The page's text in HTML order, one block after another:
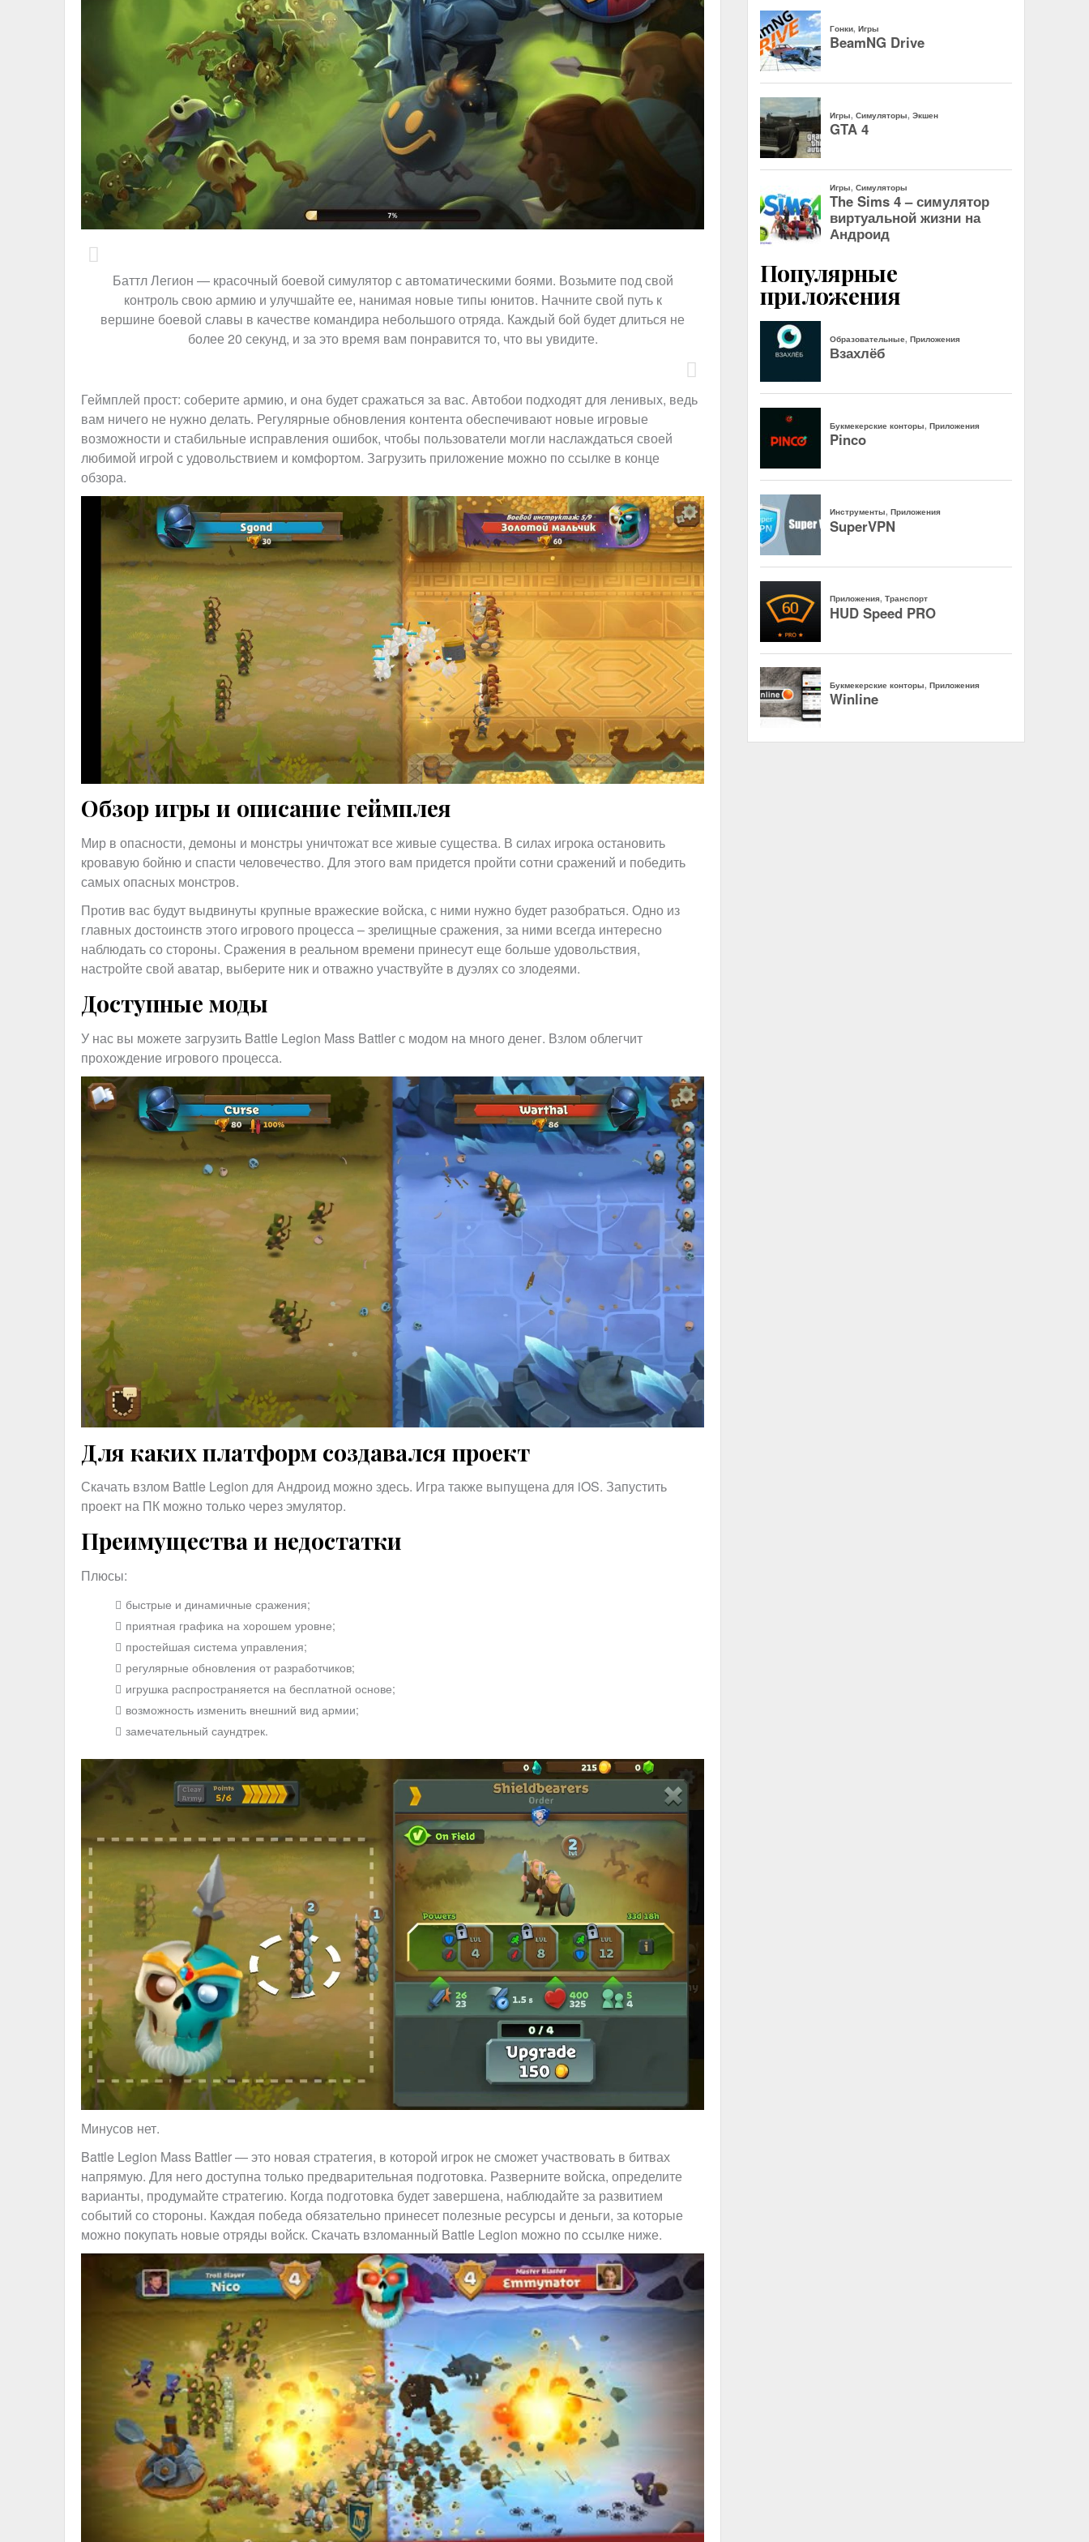
Баттл Легион — красочный боевой симулятор с автоматическими боями. Возьмите под свой
контроль свою армию и улучшайте ее, нанимая новые типы юнитов. Начните свой путь к
вершине боевой славы в качестве командира небольшого отряда. Каждый бой будет длиться не
более 20 секунд, и за это время вам понравится то, что вы увидите.
Геймплей прост: соберите армию, и она будет сражаться за вас. Автобои подходят для ленивых, ведь
вам ничего не нужно делать. Регулярные обновления контента обеспечивают новые игровые
возможности и стабильные исправления ошибок, чтобы пользователи могли наслаждаться своей
любимой игрой с удовольствием и комфортом. Загрузить приложение можно по ссылке в конце
обзора.
Обзор игры и описание геймплея
Мир в опасности, демоны и монстры уничтожат все живые существа. В силах игрока остановить
кровавую бойню и спасти человечество. Для этого вам придется пройти сотни сражений и победить
самых опасных монстров.
Против вас будут выдвинуты крупные вражеские войска, с ними нужно будет разобраться. Одно из
главных достоинств этого игрового процесса – зрелищные сражения, за ними всегда интересно
наблюдать со стороны. Сражения в реальном времени принесут еще больше удовольствия,
настройте свой аватар, выберите ник и отважно участвуйте в дуэлях со злодеями.
Доступные моды
У нас вы можете загрузить Battle Legion Mass Battler с модом на много денег. Взлом облегчит
прохождение игрового процесса.
Для каких платформ создавался проект
Скачать взлом Battle Legion для Андроид можно здесь. Игра также выпущена для iOS. Запустить
проект на ПК можно только через эмулятор.
Преимущества и недостатки
Плюсы:
быстрые и динамичные сражения;
приятная графика на хорошем уровне;
простейшая система управления;
регулярные обновления от разработчиков;
игрушка распространяется на бесплатной основе;
возможность изменить внешний вид армии;
замечательный саундтрек.
Минусов нет.
Battle Legion Mass Battler — это новая стратегия, в которой игрок не сможет участвовать в битвах
напрямую. Для него доступна только предварительная подготовка. Разверните войска, определите
варианты, продумайте стратегию. Когда подготовка будет завершена, наблюдайте за развитием
событий со стороны. Каждая победа обязательно принесет полезные ресурсы и деньги, за которые
можно покупать новые отряды войск. Скачать взломанный Battle Legion можно по ссылке ниже.
Популярные
приложения